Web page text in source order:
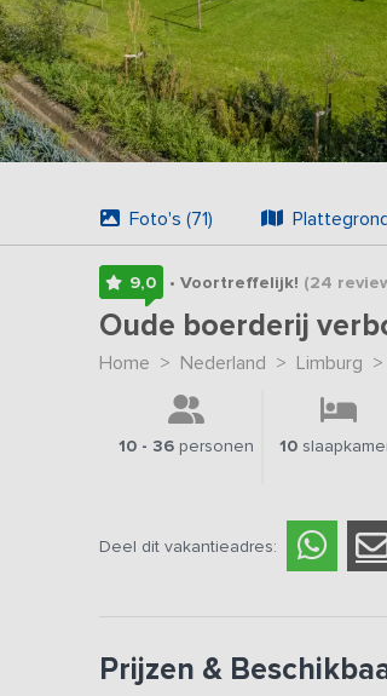
Foto's (71)
9,0 • Voortreffelijk! (24
Oude boerderij
Home > Nederland > Limburg >
10 - 36 personen 10
Deel dit vakantieadres:
Prijzen &